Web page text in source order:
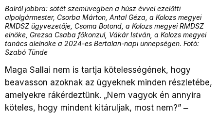
Balról jobbra: sötét szemüvegben a húsz évvel ezelőtti
alpolgármester, Csorba Márton, Antal Géza, a Kolozs megyei
RMDSZ ügyvezetője, Csoma Botond, a Kolozs megyei RMDSZ
elnöke, Grezsa Csaba főkonzul, Vákár István, a Kolozs megyei
tanács alelnöke a 2024-es Bertalan-napi ünnepségen. Fotó:
Szabó Tünde
Maga Sallai nem is tartja kötelességének, hogy
beavasson azoknak az ügyeknek minden részletébe,
amelyekre rákérdeztünk. „Nem vagyok én annyira
köteles, hogy mindent kitáruljak, most nem?” ‒